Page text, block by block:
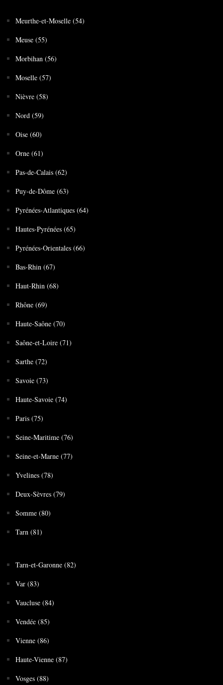
Meurthe-et-Moselle (54)
Meuse (55)
Morbihan (56)
Moselle (57)
Nièvre (58)
Nord (59)
Oise (60)
Orne (61)
Pas-de-Calais (62)
Puy-de-Dôme (63)
Pyrénées-Atlantiques (64)
Hautes-Pyrénées (65)
Pyrénées-Orientales (66)
Bas-Rhin (67)
Haut-Rhin (68)
Rhône (69)
Haute-Saône (70)
Saône-et-Loire (71)
Sarthe (72)
Savoie (73)
Haute-Savoie (74)
Paris (75)
Seine-Maritime (76)
Seine-et-Marne (77)
Yvelines (78)
Deux-Sèvres (79)
Somme (80)
Tarn (81)
Tarn-et-Garonne (82)
Var (83)
Vaucluse (84)
Vendée (85)
Vienne (86)
Haute-Vienne (87)
Vosges (88)